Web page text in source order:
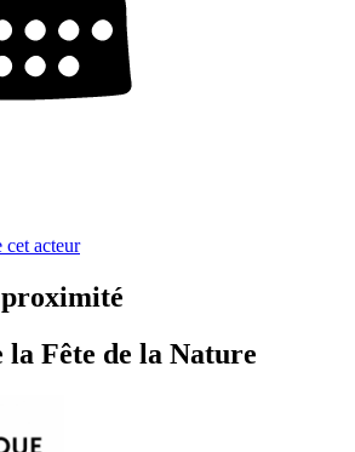
cet acteur
proximité
la Fête de la Nature